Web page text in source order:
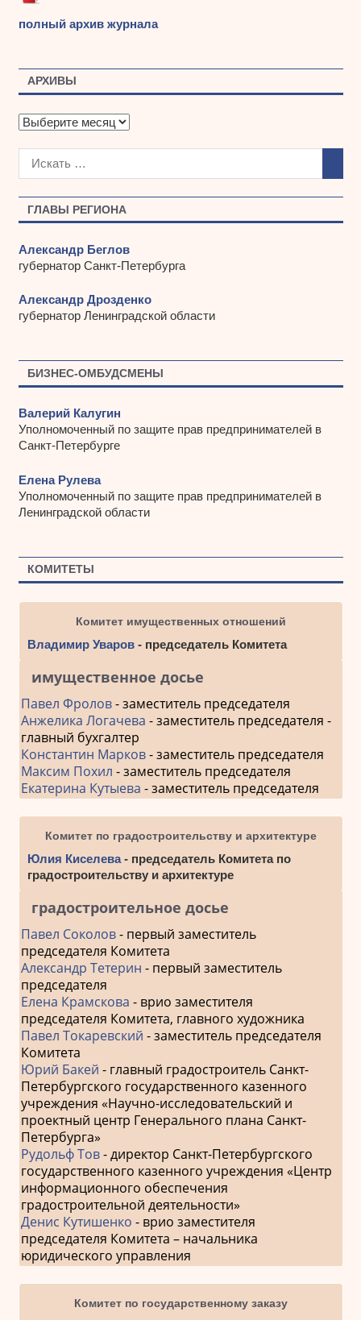
ГЛАВЫ РЕГИОНА
Александр Беглов
губернатор Санкт-Петербурга
Александр Дрозденко
губернатор Ленинградской области
БИЗНЕС-ОМБУДСМЕНЫ
Валерий Калугин
Уполномоченный по защите прав предпринимателей в
Санкт-Петербурге
Елена Рулева
Уполномоченный по защите прав предпринимателей в
Ленинградской области
КОМИТЕТЫ
Комитет имущественных отношений
Владимир Уваров- председатель Комитета
имущественное досье
Павел Фролов- заместитель председателя
Анжелика Логачева - заместитель председателя -
главный бухгалтер
Константин Марков- заместитель председателя
Максим Похил - заместитель председателя
Екатерина Кутыева - заместитель председателя
Комитет по градостроительству и архитектуре
Юлия Киселева- председатель Комитета по
градостроительству и архитектуре
градостроительное досье
Павел Соколов- первый заместитель
председателя Комитета
Александр Тетерин - первый заместитель
председателя
Елена Крамскова - врио заместителя
председателя Комитета, главного художника
Павел Токаревский - заместитель председателя
Комитета
Юрий Бакей - главный градостроитель Санкт-
Петербургского государственного казенного
учреждения «Научно-исследовательский и
проектный центр Генерального плана Санкт-
Петербурга»
Рудольф Тов- директор Санкт-Петербургского
государственного казенного учреждения «Центр
информационного обеспечения
градостроительной деятельности»
Денис Кутишенко - врио заместителя
председателя Комитета – начальника
юридического управления
Комитет по государственному заказу
полный архив журнала
АРХИВЫ
А
х
ы